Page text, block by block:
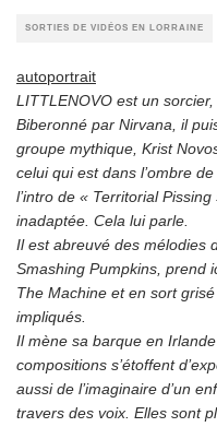
SORTIES DE VIDÉOS EN LORRAINE
autoportrait
LITTLENOVO est un
Biberonné par Nirvana, il
groupe mythique, Krist
celui qui est dans l’ombre
l’intro de « Territorial
inadaptée. Cela lui parle.
Il est abreuvé des mélodies
Smashing Pumpkins, prend
The Machine et en sort
impliqués.
Il mène sa barque en
compositions s’étoffent
aussi de l’imaginaire d’un
travers des voix. Elles sont